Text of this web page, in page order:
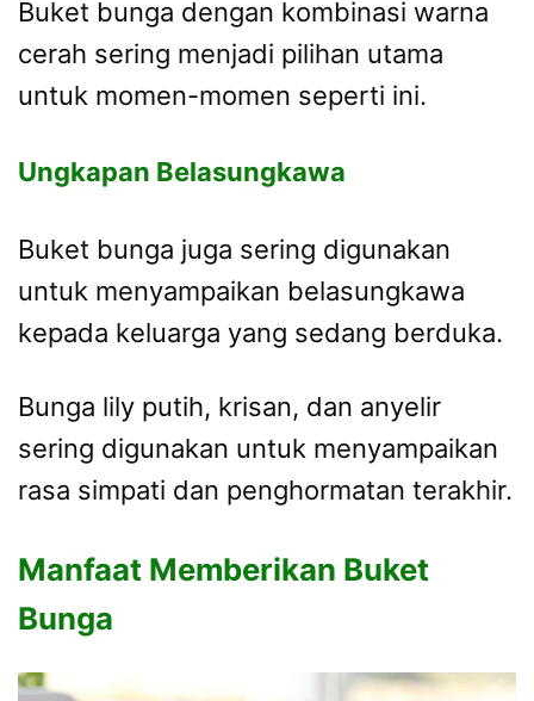
Buket bunga dengan kombinasi warna
cerah sering menjadi pilihan utama
untuk momen-momen seperti ini.
Ungkapan Belasungkawa
Buket bunga juga sering digunakan
untuk menyampaikan belasungkawa
kepada keluarga yang sedang berduka.
Bunga lily putih, krisan, dan anyelir
sering digunakan untuk menyampaikan
rasa simpati dan penghormatan terakhir.
Manfaat Memberikan Buket
Bunga